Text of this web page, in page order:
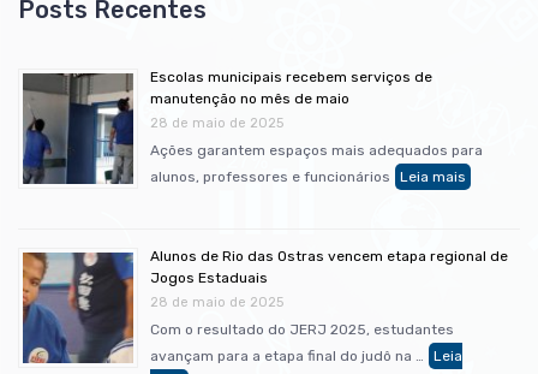
Escolas municipais recebem serviços de
manutenção no mês de maio
28 de maio de 2025
Ações garantem espaços mais adequados para
alunos, professores e funcionários
Alunos de Rio das Ostras vencem etapa regional de
Jogos Estaduais
28 de maio de 2025
Com o resultado do JERJ 2025, estudantes
avançam para a etapa final do judô na …